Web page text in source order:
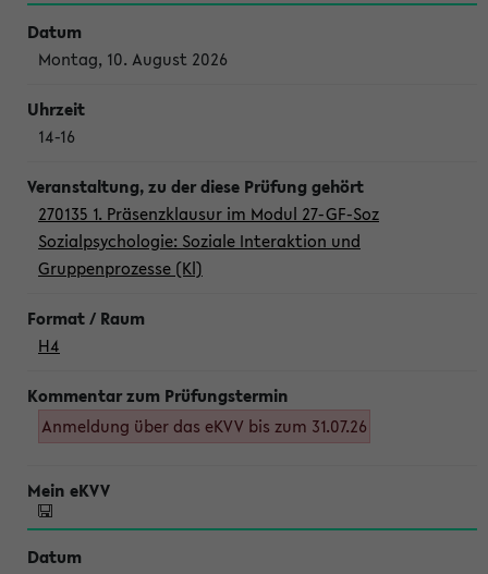
Montag, 10. August 2026
14-16
270135 1. Präsenzklausur im Modul 27-GF-Soz
Sozialpsychologie: Soziale Interaktion und
Gruppenprozesse (Kl)
H4
Anmeldung über das eKVV bis zum 31.07.26